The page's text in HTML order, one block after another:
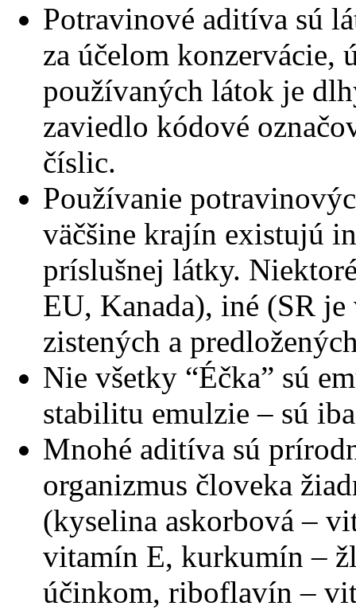
Potravinové aditíva sú
za účelom konzervácie,
používaných látok je
zaviedlo kódové
číslic.
Používanie
väčšine krajín existujú
príslušnej látky.
EU, Kanada), iné (SR
zistených a
Nie všetky “Éčka” sú
stabilitu emulzie – sú
Mnohé aditíva sú
organizmus človeka
(kyselina askorbová –
vitamín E, kurkumín –
účinkom, riboflavín –